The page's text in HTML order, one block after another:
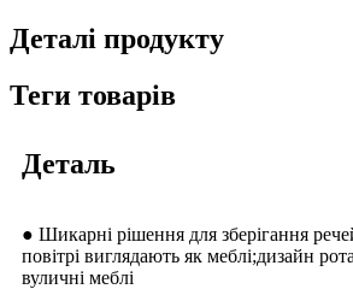
Деталі продукту
Теги товарів
Деталь
● Шикарні рішення для зберігання
повітрі виглядають як меблі;дизайн
вуличні меблі